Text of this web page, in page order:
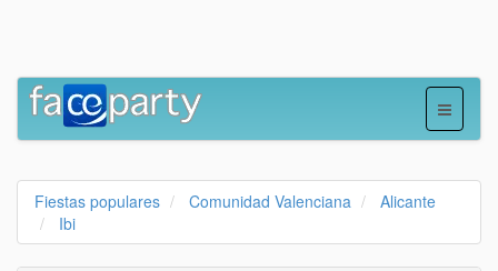
Fiestas populares Comunidad Valenciana
Alicante
Ibi